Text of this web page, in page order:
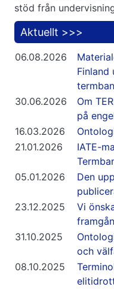
stöd från
Aktuellt >>>
06.08.2026
Finland
30.06.2026
Om
på
16.03.2026
21.01.2026
IATE-
05.01.2026
Den
23.12.2025
Vi
31.10.2025
och
08.10.2025